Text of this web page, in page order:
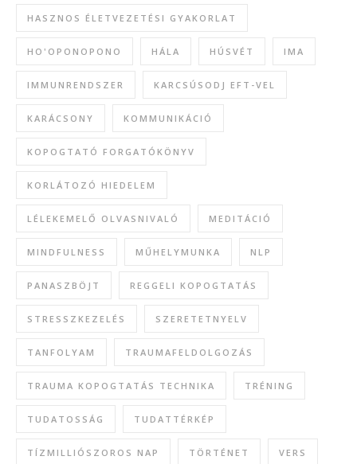
HASZNOS ÉLETVEZETÉSI GYAKORLAT
HO'OPONOPONO HÁLA HÚSVÉT IMA
IMMUNRENDSZER KARCSÚSODJ EFT-VEL
KARÁCSONY KOMMUNIKÁCIÓ
KOPOGTATÓ FORGATÓKÖNYV
KORLÁTOZÓ HIEDELEM
LÉLEKEMELŐ OLVASNIVALÓ MEDITÁCIÓ
MINDFULNESS MŰHELYMUNKA NLP
PANASZBÖJT REGGELI KOPOGTATÁS
STRESSZKEZELÉS SZERETETNYELV
TANFOLYAM TRAUMAFELDOLGOZÁS
TRAUMA KOPOGTATÁS TECHNIKA TRÉNING
TUDATOSSÁG TUDATTÉRKÉP
TÍZMILLIÓSZOROS NAP TÖRTÉNET VERS